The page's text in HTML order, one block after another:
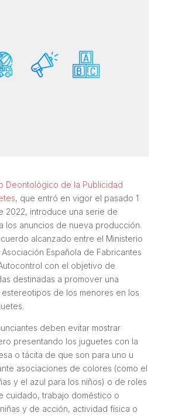
Deontológico de la Publicidad
, que entró en vigor el pasado 1
2022, introduce una serie de
los anuncios de nueva producción.
alcanzado entre el Ministerio
Española de Fabricantes
con el objetivo de
destinadas a promover una
de los menores en los
deben evitar mostrar
presentando los juguetes con la
o tácita de que son para uno u
asociaciones de colores (como el
y el azul para los niños) o de roles
cuidado, trabajo doméstico o
y de acción, actividad física o